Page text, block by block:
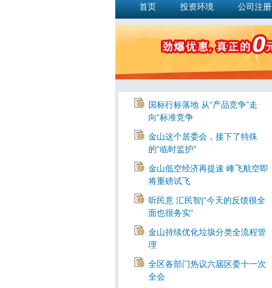
首页 投资环境 公司注册
国标行标落地 从“产品竞争”走
向“标准竞争
金山这个居委会，接下了特殊
的“临时监护”
金山低空经济再提速 峰飞航空即
将重磅试飞
听民意 汇民智|“今天的反馈很全
面也很务实”
金山持续优化垃圾分类全流程管
理
全区各部门热议六届区委十一次
全会